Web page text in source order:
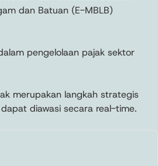
dan Batuan (E-MBLB)
pengelolaan pajak sektor
merupakan langkah strategis
diawasi secara real-time.